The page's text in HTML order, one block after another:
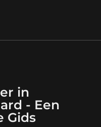
in
- Een
Gids